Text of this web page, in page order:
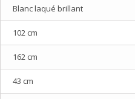
Blanc laqué brillant
102 cm
162 cm
43 cm